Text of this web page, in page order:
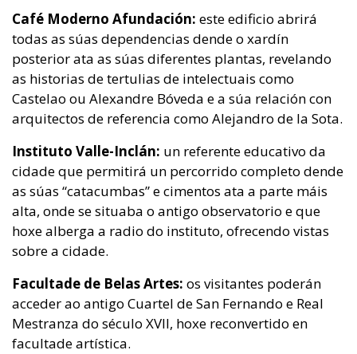
Café Moderno Afundación: este edificio abrirá
todas as súas dependencias dende o xardín
posterior ata as súas diferentes plantas, revelando
as historias de tertulias de intelectuais como
Castelao ou Alexandre Bóveda e a súa relación con
arquitectos de referencia como Alejandro de la Sota.
Instituto Valle-Inclán: un referente educativo da
cidade que permitirá un percorrido completo dende
as súas “catacumbas” e cimentos ata a parte máis
alta, onde se situaba o antigo observatorio e que
hoxe alberga a radio do instituto, ofrecendo vistas
sobre a cidade.
Facultade de Belas Artes: os visitantes poderán
acceder ao antigo Cuartel de San Fernando e Real
Mestranza do século XVII, hoxe reconvertido en
facultade artística.